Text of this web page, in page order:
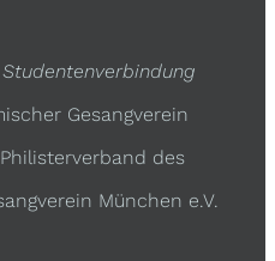
Gesangverein
des
München e.V.